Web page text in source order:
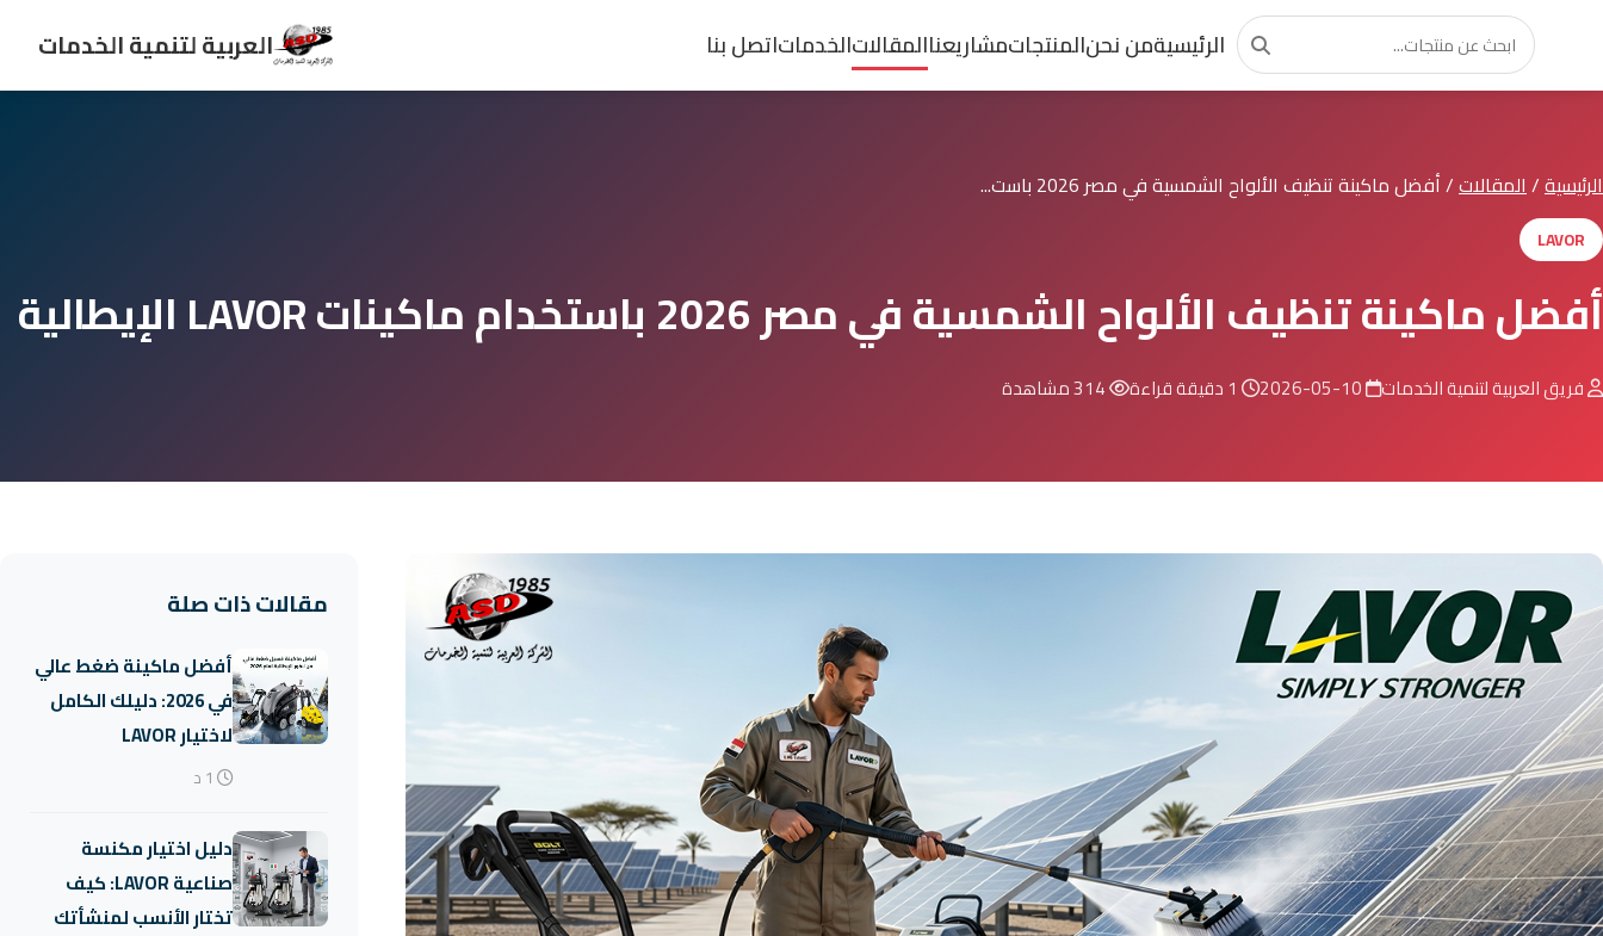
الرئيسيةمن نحنالمنتجاتمشاريعناالمقالاتالخدماتاتصل بنا العربية لتنمية الخدمات
الرئيسية/المقالات/أفضل ماكينة تنظيف الألواح الشمسية في مصر 2026 باست...
LAVOR
أفضل ماكينة تنظيف الألواح الشمسية في مصر 2026 باستخدام ماكينات LAVOR الإيطالية
فريق العربية لتنمية الخدمات
مقالات ذات صلة
أفضل ماكينة ضغط عالي
في 2026: دليلك الكامل
لاختيار LAVOR
دليل اختيار مكنسة
صناعية LAVOR: كيف
تختار الأنسب لمنشأتك